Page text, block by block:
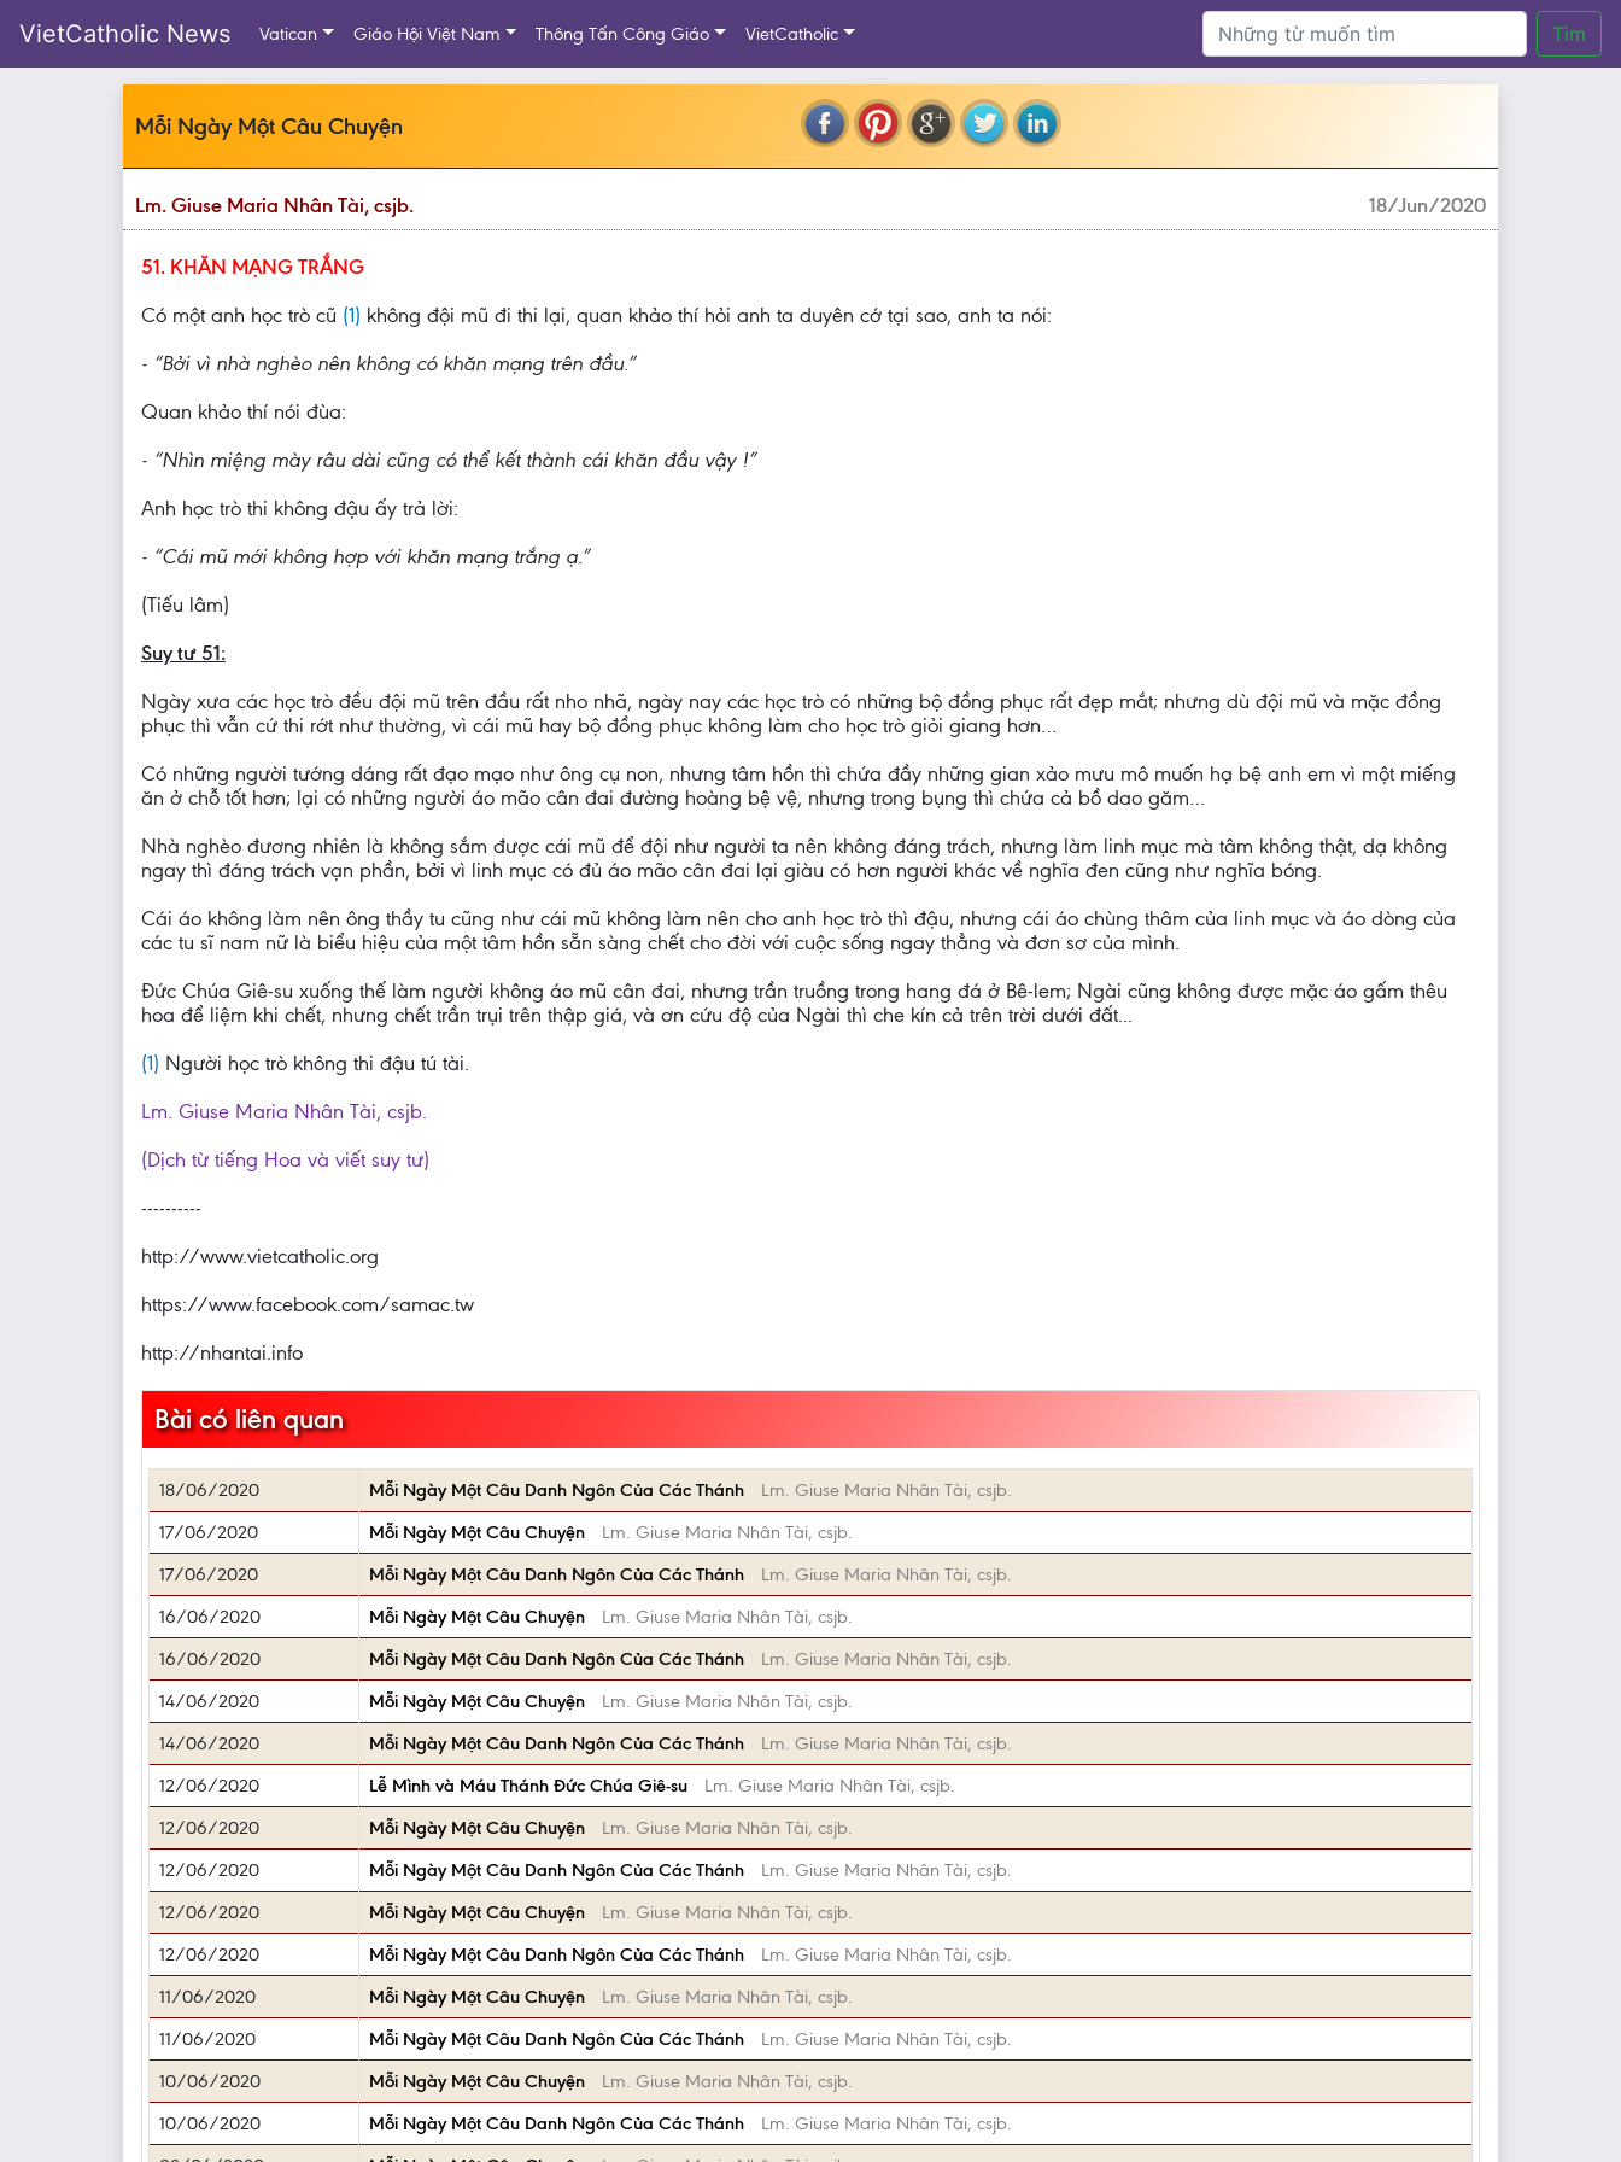
VietCatholic News Vatican Giáo Hội Việt Nam Thông Tấn Công Giáo VietCatholic Tìm
Mỗi Ngày Một Câu Chuyện
Lm. Giuse Maria Nhân Tài, csjb. 18/Jun/2020
51. KHĂN MẠNG TRẮNG
Có một anh học trò cũ (1) không đội mũ đi thi lại, quan khảo thí hỏi anh ta duyên cớ tại sao, anh ta nói:
- “Bởi vì nhà nghèo nên không có khăn mạng trên đầu.”
Quan khảo thí nói đùa:
- “Nhìn miệng mày râu dài cũng có thể kết thành cái khăn đầu vậy !”
Anh học trò thi không đậu ấy trả lời:
- “Cái mũ mới không hợp với khăn mạng trắng ạ.”
(Tiếu lâm)
Suy tư 51:
Ngày xưa các học trò đều đội mũ trên đầu rất nho nhã, ngày nay các học trò có những bộ đồng phục rất đẹp mắt; nhưng dù đội mũ và mặc đồng
phục thì vẫn cứ thi rớt như thường, vì cái mũ hay bộ đồng phục không làm cho học trò giỏi giang hơn…
Có những người tướng dáng rất đạo mạo như ông cụ non, nhưng tâm hồn thì chứa đầy những gian xảo mưu mô muốn hạ bệ anh em vì một miếng
ăn ở chỗ tốt hơn; lại có những người áo mão cân đai đường hoàng bệ vệ, nhưng trong bụng thì chứa cả bồ dao găm…
Nhà nghèo đương nhiên là không sắm được cái mũ để đội như người ta nên không đáng trách, nhưng làm linh mục mà tâm không thật, dạ không
ngay thì đáng trách vạn phần, bởi vì linh mục có đủ áo mão cân đai lại giàu có hơn người khác về nghĩa đen cũng như nghĩa bóng.
Cái áo không làm nên ông thầy tu cũng như cái mũ không làm nên cho anh học trò thì đậu, nhưng cái áo chùng thâm của linh mục và áo dòng của
các tu sĩ nam nữ là biểu hiệu của một tâm hồn sẵn sàng chết cho đời với cuộc sống ngay thẳng và đơn sơ của mình.
Đức Chúa Giê-su xuống thế làm người không áo mũ cân đai, nhưng trần truồng trong hang đá ở Bê-lem; Ngài cũng không được mặc áo gấm thêu
hoa để liệm khi chết, nhưng chết trần trụi trên thập giá, và ơn cứu độ của Ngài thì che kín cả trên trời dưới đất...
(1) Người học trò không thi đậu tú tài.
Lm. Giuse Maria Nhân Tài, csjb.
(Dịch từ tiếng Hoa và viết suy tư)
----------
http://www.vietcatholic.org
https://www.facebook.com/samac.tw
http://nhantai.info
Bài có liên quan
18/06/2020 Mỗi Ngày Một Câu Danh Ngôn Của Các Thánh
Lm. Giuse Maria Nhân Tài, csjb.
17/06/2020
Mỗi Ngày Một Câu Chuyện
Lm. Giuse Maria Nhân Tài, csjb.
17/06/2020
Mỗi Ngày Một Câu Danh Ngôn Của Các Thánh
Lm. Giuse Maria Nhân Tài, csjb.
16/06/2020
Mỗi Ngày Một Câu Chuyện
Lm. Giuse Maria Nhân Tài, csjb.
16/06/2020
Mỗi Ngày Một Câu Danh Ngôn Của Các Thánh
Lm. Giuse Maria Nhân Tài, csjb.
14/06/2020
Mỗi Ngày Một Câu Chuyện
Lm. Giuse Maria Nhân Tài, csjb.
14/06/2020
Mỗi Ngày Một Câu Danh Ngôn Của Các Thánh
Lm. Giuse Maria Nhân Tài, csjb.
12/06/2020
Lễ Mình và Máu Thánh Đức Chúa Giê-su
Lm. Giuse Maria Nhân Tài, csjb.
12/06/2020
Mỗi Ngày Một Câu Chuyện
Lm. Giuse Maria Nhân Tài, csjb.
12/06/2020
Mỗi Ngày Một Câu Danh Ngôn Của Các Thánh
Lm. Giuse Maria Nhân Tài, csjb.
12/06/2020
Mỗi Ngày Một Câu Chuyện
Lm. Giuse Maria Nhân Tài, csjb.
12/06/2020
Mỗi Ngày Một Câu Danh Ngôn Của Các Thánh
Lm. Giuse Maria Nhân Tài, csjb.
11/06/2020
Mỗi Ngày Một Câu Chuyện
Lm. Giuse Maria Nhân Tài, csjb.
11/06/2020
Mỗi Ngày Một Câu Danh Ngôn Của Các Thánh
Lm. Giuse Maria Nhân Tài, csjb.
10/06/2020
Mỗi Ngày Một Câu Chuyện
Lm. Giuse Maria Nhân Tài, csjb.
10/06/2020
Mỗi Ngày Một Câu Danh Ngôn Của Các Thánh
Lm. Giuse Maria Nhân Tài, csjb.